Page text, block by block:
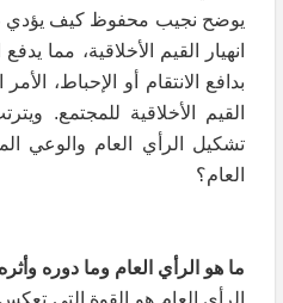
يوضح نجيب محفوظ كيف يؤدي
انهيار القيم الأخلاقية، مما
بدافع الانتقام أو الإحباط،
القيم الأخلاقية للمجتمع.
تشكيل الرأي العام والوعي
العام؟
ما هو الرأي العام وما دوره
الرأي العام هو القوة التي